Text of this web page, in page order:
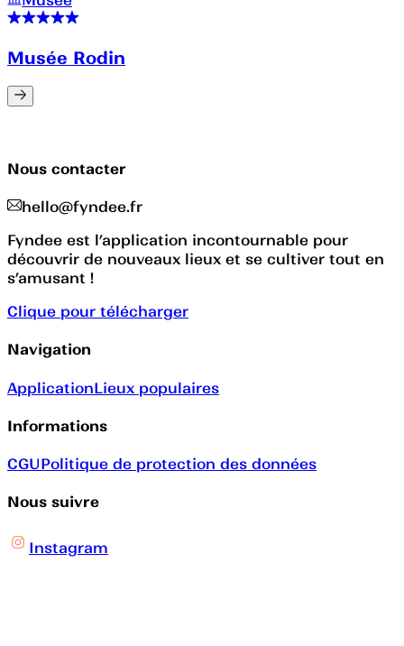
Musée Rodin
Nous contacter
hello@fyndee.fr
Fyndee est l’application incontournable pour
découvrir de nouveaux lieux et se cultiver tout en
s’amusant !
Clique pour télécharger
Navigation
ApplicationLieux populaires
Informations
CGUPolitique de protection des données
Nous suivre
Instagram